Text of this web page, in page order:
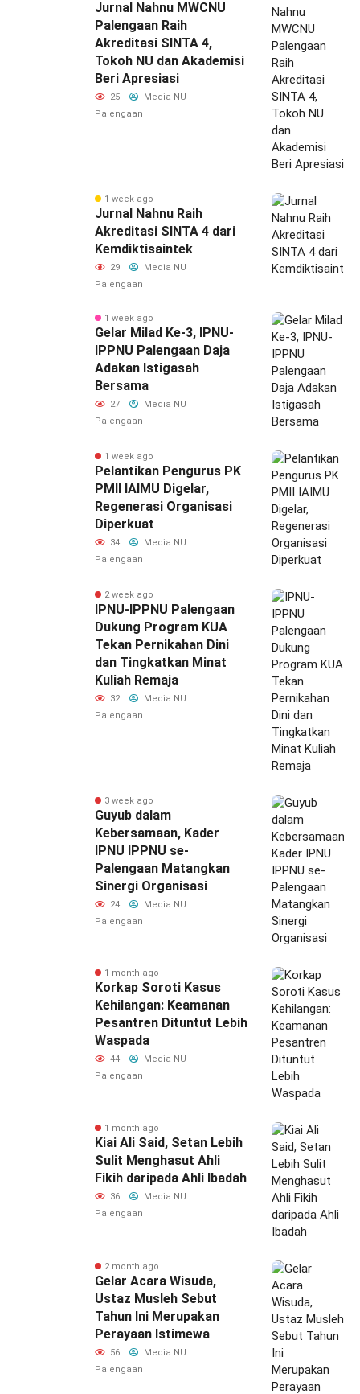
Jurnal Nahnu MWCNU
Palengaan Raih
Akreditasi SINTA 4,
Tokoh NU dan Akademisi
Beri Apresiasi
25
Media NU
Palengaan
1 week ago
Jurnal Nahnu Raih
Akreditasi SINTA 4 dari
Kemdiktisaintek
29
Media NU
Palengaan
1 week ago
‎Gelar Milad Ke-3, IPNU-
IPPNU Palengaan Daja
Adakan Istigasah
Bersama
27
Media NU
Palengaan
1 week ago
Pelantikan Pengurus PK
PMII IAIMU Digelar,
Regenerasi Organisasi
Diperkuat
34
Media NU
Palengaan
2 week ago
IPNU-IPPNU Palengaan
Dukung Program KUA
Tekan Pernikahan Dini
dan Tingkatkan Minat
Kuliah Remaja
32
Media NU
Palengaan
3 week ago
Guyub dalam
Kebersamaan, Kader
IPNU IPPNU se-
Palengaan Matangkan
Sinergi Organisasi
24
Media NU
Palengaan
1 month ago
Korkap Soroti Kasus
Kehilangan: Keamanan
Pesantren Dituntut Lebih
Waspada‎
44
Media NU
Palengaan
1 month ago
Kiai Ali Said, Setan Lebih
Sulit Menghasut Ahli
Fikih daripada Ahli Ibadah
36
Media NU
Palengaan
2 month ago
Gelar Acara Wisuda,
Ustaz Musleh Sebut
Tahun Ini Merupakan
Perayaan Istimewa
56
Media NU
Palengaan